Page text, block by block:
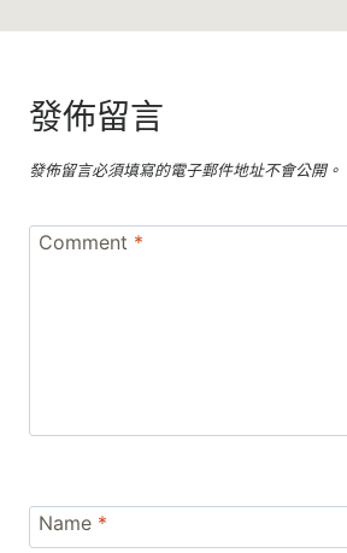
發佈留言
發佈留言必須填寫的電子郵件地址不會公開。
Comment *
Name *